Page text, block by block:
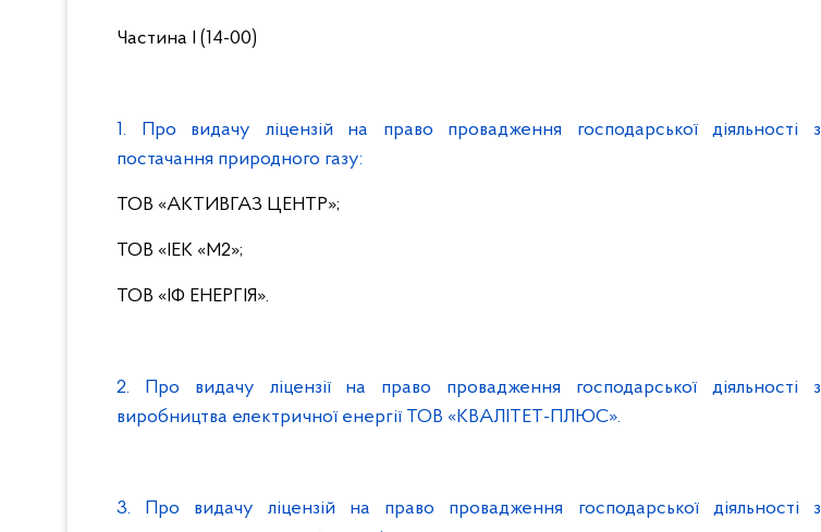
Частина І (14-00)
1. Про видачу ліцензій на право провадження господарської діяльності з
постачання природного газу:
ТОВ «АКТИВГАЗ ЦЕНТР»;
ТОВ «ІЕК «М2»;
ТОВ «ІФ ЕНЕРГІЯ».
2. Про видачу ліцензії на право провадження господарської діяльності з
виробництва електричної енергії ТОВ «КВАЛІТЕТ-ПЛЮС».
3. Про видачу ліцензій на право провадження господарської діяльності з